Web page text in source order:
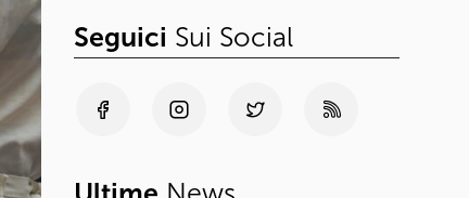
Seguici Sui Social